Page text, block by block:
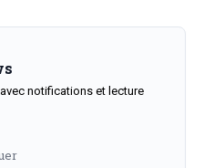
notifications et lecture